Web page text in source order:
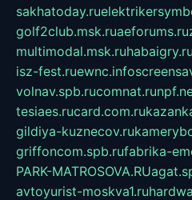
sakhatoday.ru
golf2club.msk.ruaeforums.ru
multimodal.msk.ruhabaigry.ru
isz-fest.ruewnc.info
volnav.spb.rucomnat.ru
tesiaes.rucard.com.ru
gildiya-kuznecov.ru
griffoncom.spb.rufabrika-
PARK-MATROSOVA.RU
avtoyurist-moskva1.ru